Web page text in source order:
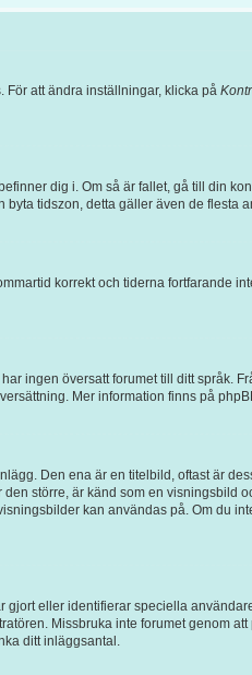
att ändra inställningar, klicka på
dig i. Om så är fallet, gå till din
tidszon, detta gäller även de
korrekt och tiderna fortfarande
ingen översatt forumet till ditt språk.
Mer information finns på
Den ena är en titelbild, oftast är
större, är känd som en visningsbild
kan användas på. Om du
eller identifierar speciella
Missbruka inte forumet genom
ditt inläggsantal.